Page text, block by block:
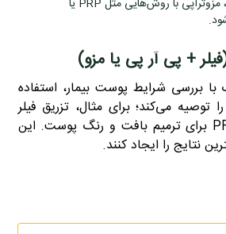
بررسی شرایط پوست بیمار، استفاده
توصیه می‌کند؛ برای مثال، تزریق فیلر
برای حجم‌ دهی و PRP برای ترمیم بافت و رنگ پوست. این
نتایج را ایجاد کنند.